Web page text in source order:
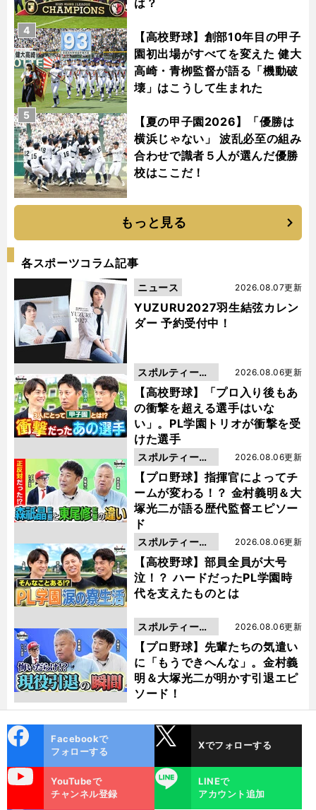
年
】 今日の埼玉西武ライオンズの試合日程
・ テレビ放送
・
は？
【高校野球】創部10年目の甲子
園初出場がすべてを変えた 健大
高崎・青栁監督が語る「機動破
壊」はこうして生まれた
4
【夏の甲子園2026】「優勝は
横浜じゃない」 波乱必至の組み
合わせで識者５人が選んだ優勝
校はここだ！
5
もっと見る
各スポーツコラム記事
YUZURU2027羽生結弦カレン
ダー 予約受付中！
2026.08.07更新
ニュース
【高校野球】「プロ入り後もあ
の衝撃を超える選手はいな
い」。PL学園トリオが衝撃を受
けた選手
2026.08.06更新
スポルティーバ
動画
【プロ野球】指揮官によってチ
ームが変わる！？ 金村義明＆大
塚光二が語る歴代監督エピソー
ド
2026.08.06更新
スポルティーバ
動画
【高校野球】部員全員が大号
泣！？ ハードだったPL学園時
代を支えたものとは
2026.08.06更新
スポルティーバ
動画
【プロ野球】先輩たちの気遣い
に「もうできへんな」。金村義
明＆大塚光二が明かす引退エピ
ソード！
2026.08.06更新
スポルティーバ
動画
ok
Facebookで
フォローする
Xでフォローする
YouTubeで
チャンネル登録
LINE
LINEで
アカウント追加